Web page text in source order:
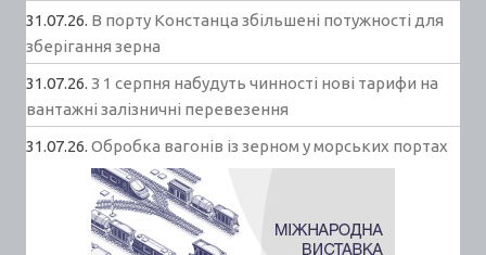
31.07.26. В порту Констанца збільшені потужності для
зберігання зерна
31.07.26. З 1 серпня набудуть чинності нові тарифи на
вантажні залізничні перевезення
31.07.26. Обробка вагонів із зерном у морських портах